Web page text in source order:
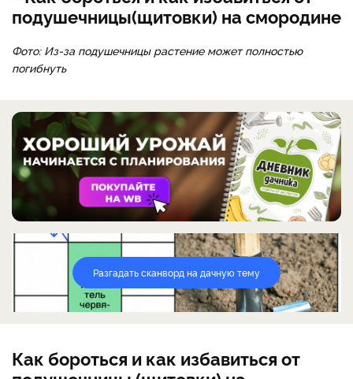
Фото: Из-за подушечницы растение может полностью
погибнуть
Разгадать сканворд на дачную тему
Как бороться и как избавиться от